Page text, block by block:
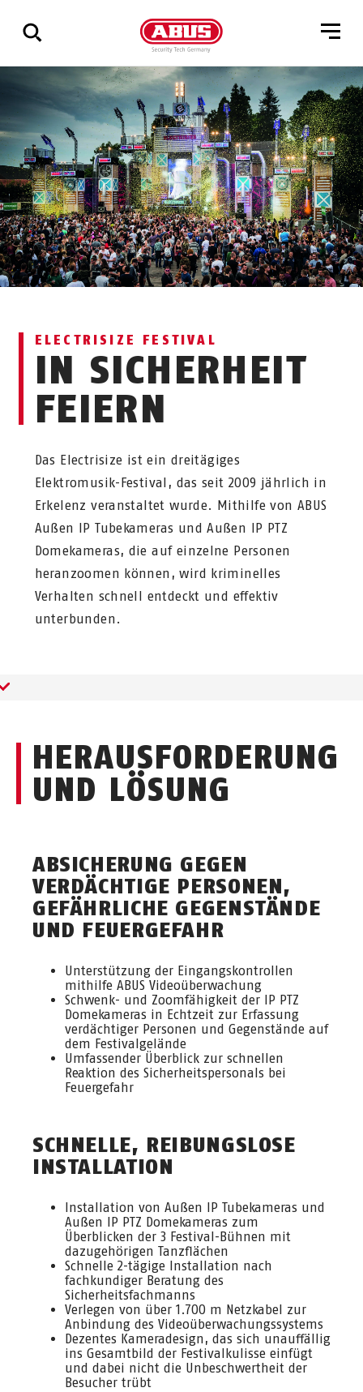
Ergebnisse
ELECTRISIZE FESTIVAL
IN SICHERHEIT
FEIERN
Das Electrisize ist ein dreitägiges
Elektromusik-Festival, das seit 2009 jährlich in
Erkelenz veranstaltet wurde. Mithilfe von ABUS
Außen IP Tubekameras und Außen IP PTZ
Domekameras, die auf einzelne Personen
heranzoomen können, wird kriminelles
Verhalten schnell entdeckt und effektiv
unterbunden.
HERAUSFORDERUNG
UND LÖSUNG
ABSICHERUNG GEGEN
VERDÄCHTIGE PERSONEN,
GEFÄHRLICHE GEGENSTÄNDE
UND FEUERGEFAHR
Unterstützung der Eingangskontrollen
mithilfe ABUS Videoüberwachung
Schwenk- und Zoomfähigkeit der IP PTZ
Domekameras in Echtzeit zur Erfassung
verdächtiger Personen und Gegenstände auf
dem Festivalgelände
Umfassender Überblick zur schnellen
Reaktion des Sicherheitspersonals bei
Feuergefahr
SCHNELLE, REIBUNGSLOSE
INSTALLATION
Installation von Außen IP Tubekameras und
Außen IP PTZ Domekameras zum
Überblicken der 3 Festival-Bühnen mit
dazugehörigen Tanzflächen
Schnelle 2-tägige Installation nach
fachkundiger Beratung des
Sicherheitsfachmanns
Verlegen von über 1.700 m Netzkabel zur
Anbindung des Videoüberwachungssystems
Dezentes Kameradesign, das sich unauffällig
ins Gesamtbild der Festivalkulisse einfügt
und dabei nicht die Unbeschwertheit der
Besucher trübt